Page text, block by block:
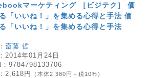
マーケティング ［ビジテク］ 価
「いいね！」を集める心得と手法 価
「いいね！」を集める心得と手法
斎藤 哲
2014年01月24日
9784798133706
2,618円 （本体2,380円＋税10%）